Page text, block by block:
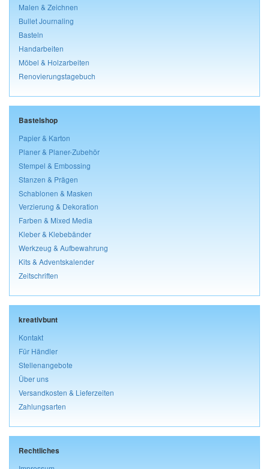
Malen & Zeichnen
Bullet Journaling
Basteln
Handarbeiten
Möbel & Holzarbeiten
Renovierungstagebuch
Bastelshop
Papier & Karton
Planer & Planer-Zubehör
Stempel & Embossing
Stanzen & Prägen
Schablonen & Masken
Verzierung & Dekoration
Farben & Mixed Media
Kleber & Klebebänder
Werkzeug & Aufbewahrung
Kits & Adventskalender
Zeitschriften
kreativbunt
Kontakt
Für Händler
Stellenangebote
Über uns
Versandkosten & Lieferzeiten
Zahlungsarten
Rechtliches